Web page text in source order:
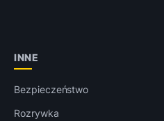
INNE
Bezpieczeństwo
Rozrywka